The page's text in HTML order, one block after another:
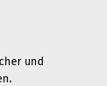
und